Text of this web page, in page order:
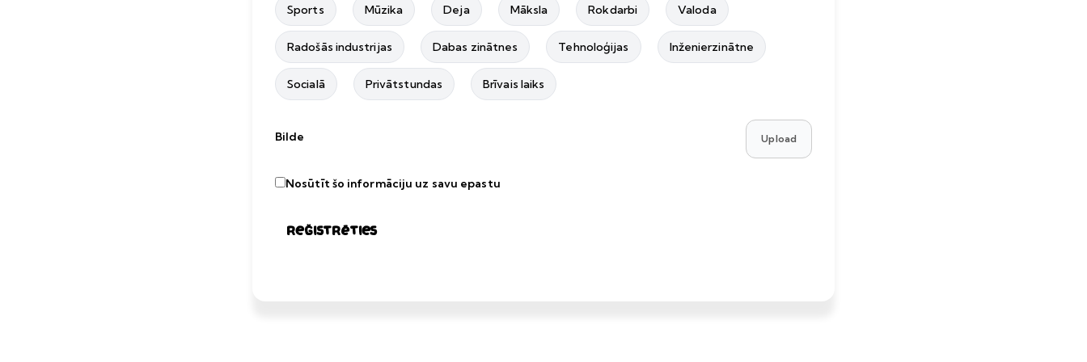
Sports Mūzika Deja Māksla Rokdarbi Valoda
Radošās industrijas Dabas zinātnes Tehnoloģijas Inženierzinātne
Socialā Privātstundas Brīvais laiks
Bilde Upload
Nosūtīt šo informāciju uz savu epastu